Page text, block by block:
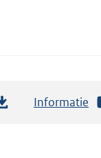
Informatie